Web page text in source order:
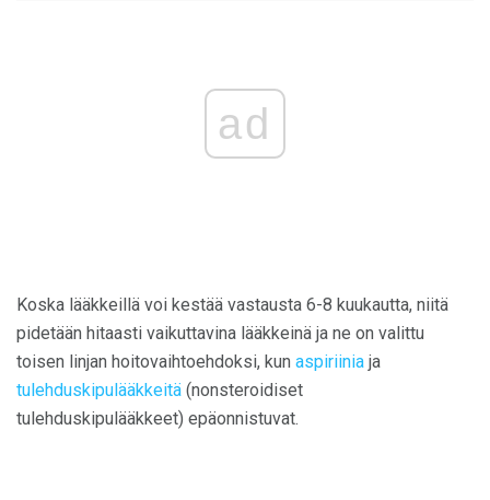
ad
Koska lääkkeillä voi kestää vastausta 6-8 kuukautta, niitä
pidetään hitaasti vaikuttavina lääkkeinä ja ne on valittu
toisen linjan hoitovaihtoehdoksi, kun aspiriinia ja
tulehduskipulääkkeitä (nonsteroidiset
tulehduskipulääkkeet) epäonnistuvat.